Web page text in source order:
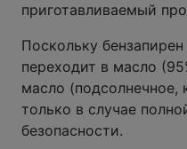
приготавливаемый
Поскольку
переходит в масло
масло (подсолнечное,
только в случае
безопасности.